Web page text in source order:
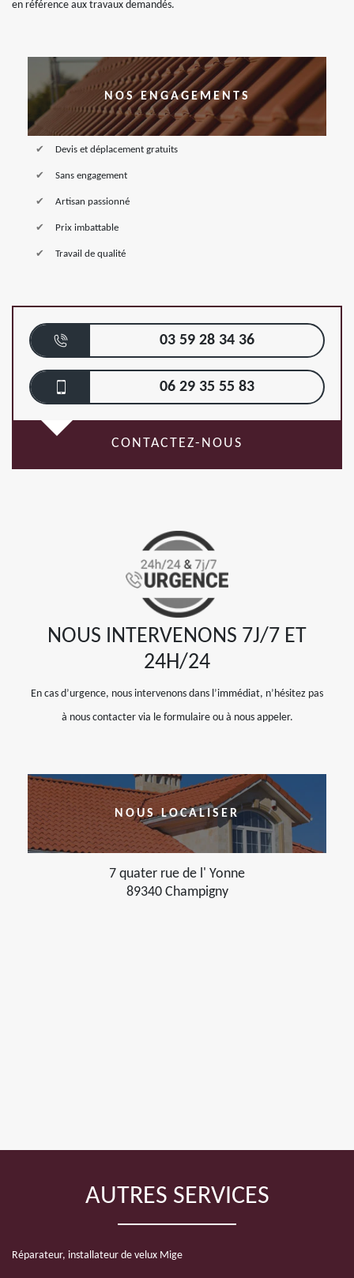
en référence aux travaux demandés.
NOS ENGAGEMENTS
Devis et déplacement gratuits
Sans engagement
Artisan passionné
Prix imbattable
Travail de qualité
03 59 28 34 36
06 29 35 55 83
CONTACTEZ-NOUS
NOUS INTERVENONS 7J/7 ET
24H/24
En cas d’urgence, nous intervenons dans l’immédiat, n’hésitez pas
à nous contacter via le formulaire ou à nous appeler.
NOUS LOCALISER
7 quater rue de l' Yonne
89340 Champigny
AUTRES SERVICES
Réparateur, installateur de velux Mige